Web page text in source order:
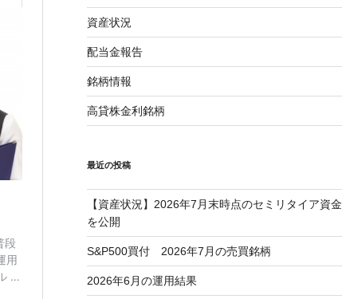
資産状況
配当金報告
銘柄情報
高貸株金利銘柄
最近の投稿
【資産状況】2026年7月末時点のセミリタイア資金
を公開
S&P500買付 2026年7月の売買銘柄
2026年6月の運用結果